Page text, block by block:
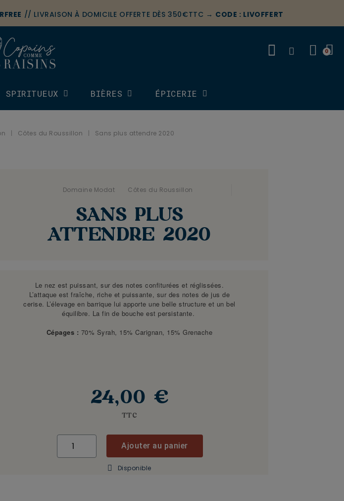
// LIVRAISON À DOMICILE OFFERTE DÈS 350€TTC → CODE : LIVOFFERT
SPIRITUEUX BIÈRES ÉPICERIE
Côtes du Roussillon Sans plus attendre 2020
Domaine Modat Côtes du Roussillon
SANS PLUS
ATTENDRE 2020
Le nez est puissant, sur des notes confiturées et réglissées.
L’attaque est fraîche, riche et puissante, sur des notes de jus de
cerise. L’élevage en barrique lui apporte une belle structure et un bel
équilibre. La fin de bouche est persistante.
Cépages : 70% Syrah, 15% Carignan, 15% Grenache
24,00 €
TTC
Ajouter au panier
Disponible